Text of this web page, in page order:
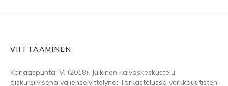
VIITTAAMINEN
Kangaspunta, V. (2018). Julkinen kaivoskeskustelu
diskursiivisena välienselvittelynä: Tarkastelussa verkkouutisten